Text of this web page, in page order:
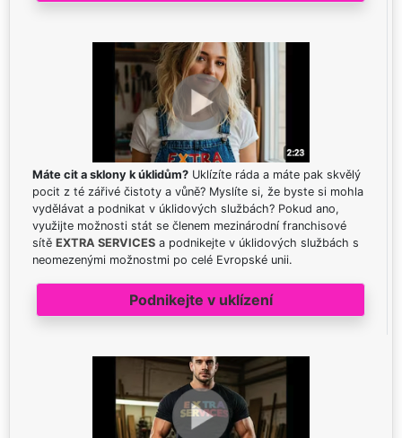
Máte cit a sklony k úklidům? Uklízíte ráda a máte pak skvělý
pocit z té zářivé čistoty a vůně? Myslíte si, že byste si mohla
vydělávat a podnikat v úklidových službách? Pokud ano,
využijte možnosti stát se členem mezinárodní franchisové
sítě EXTRA SERVICES a podnikejte v úklidových službách s
neomezenými možnostmi po celé Evropské unii.
Podnikejte v uklízení